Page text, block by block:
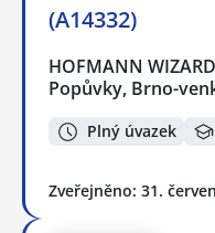
(A14332)
HOFMANN
Popůvky, Brno-
Plný úvazek
Zveřejněno: 31.